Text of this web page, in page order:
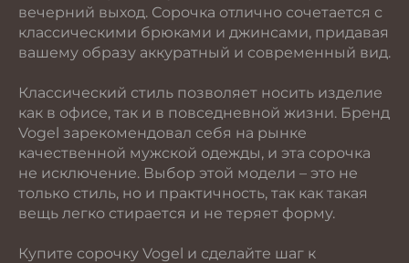
вечерний выход. Сорочка отлично сочетается с
классическими брюками и джинсами, придавая
вашему образу аккуратный и современный вид.
Классический стиль позволяет носить изделие
как в офисе, так и в повседневной жизни. Бренд
Vogel зарекомендовал себя на рынке
качественной мужской одежды, и эта сорочка
не исключение. Выбор этой модели – это не
только стиль, но и практичность, так как такая
вещь легко стирается и не теряет форму.
Купите сорочку Vogel и сделайте шаг к